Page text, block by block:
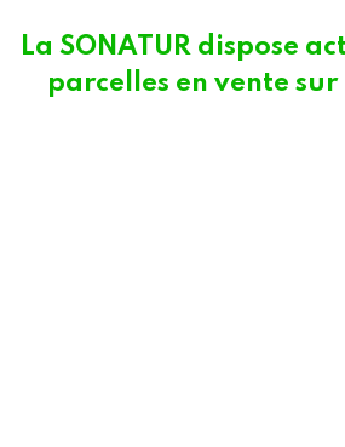
La SONATUR dispose
parcelles en vente sur